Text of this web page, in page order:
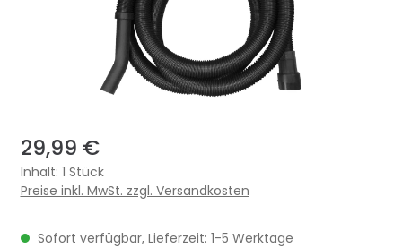
29,99 €
Inhalt: 1 Stück
Preise inkl. MwSt. zzgl. Versandkosten
Sofort verfügbar, Lieferzeit: 1-5 Werktage